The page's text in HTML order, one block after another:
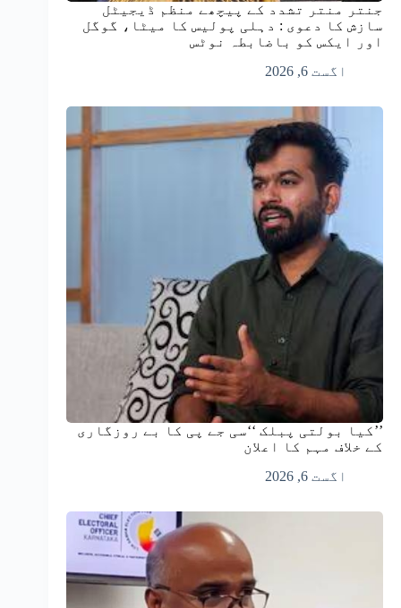
جنتر منتر تشدد کے پیچھے منظم ڈیجیٹل
سازش کا دعوی : دہلی پولیس کا میٹا، گوگل
اور ایکس کو باضابطہ نوٹس
اگست 6, 2026
’’کیا بولتی پبلک ‘‘سی جے پی کا بے روزگاری
کے خلاف مہم کا اعلان
اگست 6, 2026